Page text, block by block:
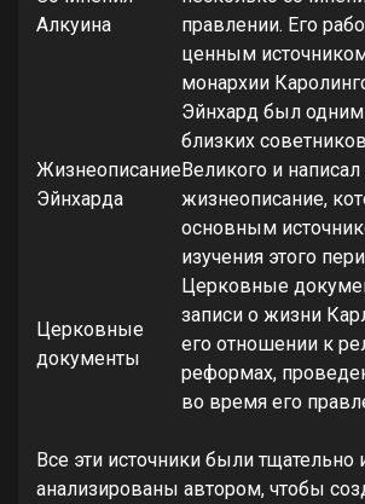
Алкуина
правлении. Его
ценным
монархии
Жизнеописание
Эйнхарда
Эйнхард был
близких
Великого и написал
жизнеописание,
основным
изучения этого
Церковные
документы
Церковные
записи о жизни
его отношении к
реформах,
во время его
Все эти источники были тщательно
анализированы автором, чтобы